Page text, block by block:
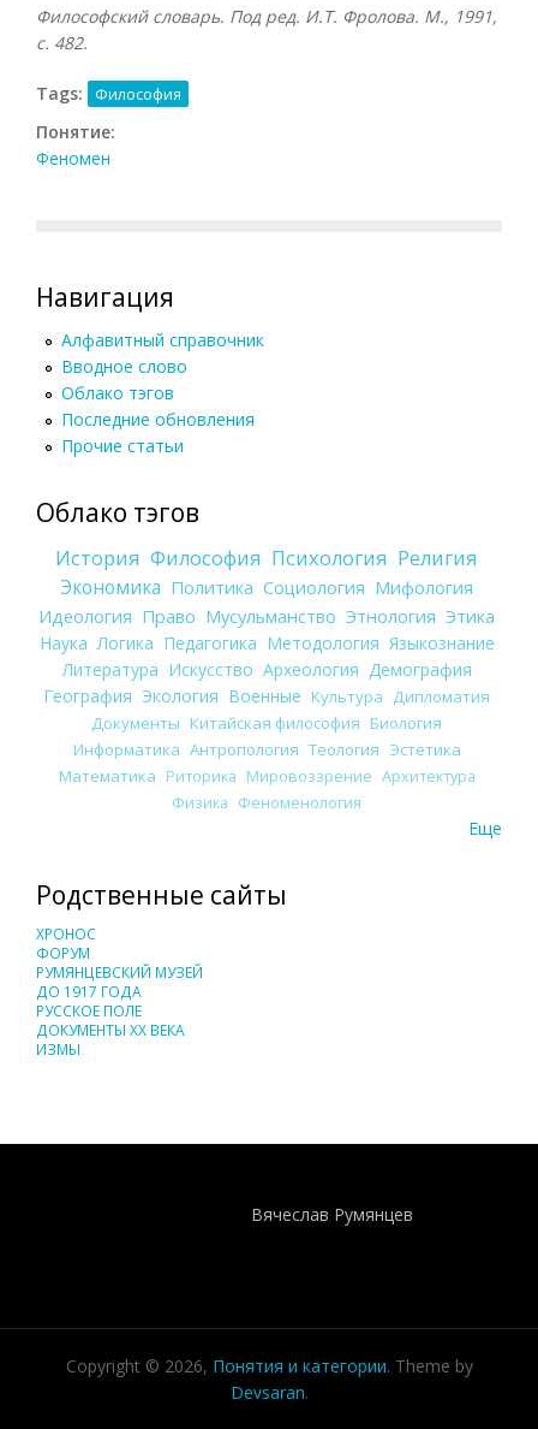
Философский словарь. Под ред. И.Т. Фролова. М., 1991,
с. 482.
Tags: Философия
Понятие:
Феномен
Навигация
Алфавитный справочник
Вводное слово
Облако тэгов
Последние обновления
Прочие статьи
Облако тэгов
История Философия Психология Религия
Экономика Политика Социология Мифология
Идеология Право Мусульманство Этнология Этика
Наука Логика Педагогика Методология Языкознание
Литература Искусство Археология Демография
География Экология Военные Культура
Дипломатия
Документы Китайская философия Биология
Информатика Антропология Теология Эстетика
Математика Риторика Мировоззрение Архитектура
Физика Феноменология
Еще
Родственные сайты
ХРОНОС
ФОРУМ
РУМЯНЦЕВСКИЙ МУЗЕЙ
ДО 1917 ГОДА
РУССКОЕ ПОЛЕ
ДОКУМЕНТЫ XX ВЕКА
ИЗМЫ
Вячеслав Румянцев
Copyright © 2026, Понятия и категории. Theme by
Devsaran.